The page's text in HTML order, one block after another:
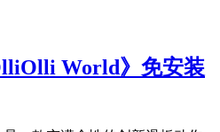
World》免安装